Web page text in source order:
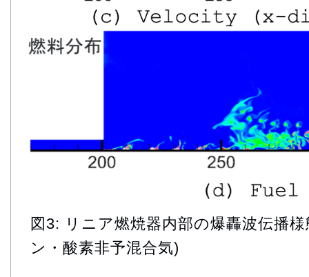
図3: リニア燃焼器内部の爆轟波伝播
ン・酸素非予混合気)